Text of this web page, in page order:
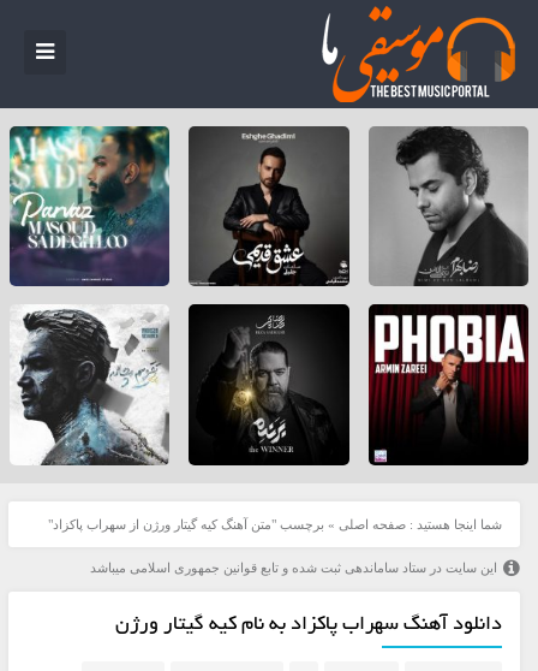
شما اینجا هستید : صفحه اصلی » برچسب "متن آهنگ کیه گیتار ورژن از سهراب پاکزاد"
این سایت در ستاد ساماندهی ثبت شده و تابع قوانین جمهوری اسلامی میباشد
دانلود آهنگ سهراب پاکزاد به نام کیه گیتار ورژن